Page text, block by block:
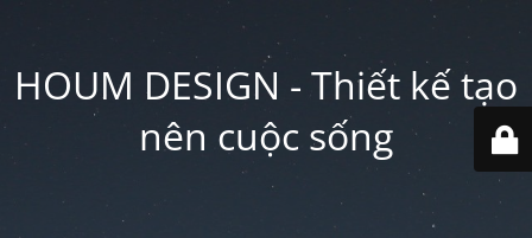
HOUM DESIGN - Thiết kế tạo
nên cuộc sống